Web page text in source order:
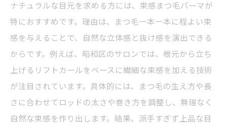
ナチュラルな目元を求める方には、束感まつ毛パーマが
特におすすめです。理由は、まつ毛一本一本に程よい束
感を与えることで、自然な立体感と抜け感を演出できる
からです。例えば、昭和区のサロンでは、根元から立ち
上げるリフトカールをベースに繊細な束感を加える技術
が注目されています。具体的には、まつ毛の生え方や長
さに合わせてロッドの太さや巻き方を調整し、無理なく
自然な束感を作り出します。結果、派手すぎず上品な目